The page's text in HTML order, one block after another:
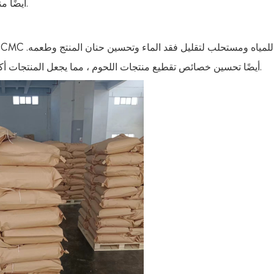
بالإضافة إلى ذلك ، يمكن CMC أيضًا تحسين خصائص تقطيع منتجات اللحوم ، مما يجعل المنتجات أكثر اتساقًا وأسهل في المعالجة.